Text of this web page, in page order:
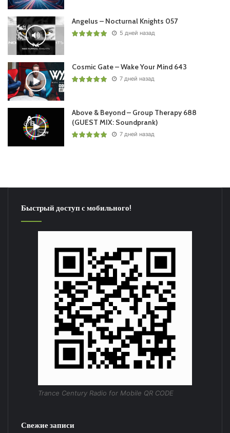
Angelus – Nocturnal Knights 057
5 дней назад
Cosmic Gate – Wake Your Mind 643
7 дней назад
Above & Beyond – Group Therapy 688
(GUEST MIX: Soundprank)
7 дней назад
Быстрый доступ с мобильного!
Trance Century Radio for Mobile QR CODE
Свежие записи